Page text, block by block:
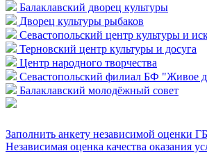
Балаклавский дворец культуры
Дворец культуры рыбаков
Севастопольский центр культуры и
Терновский центр культуры и досуга
Центр народного творчества
Севастопольский филиал БФ "Живое
Балаклавский молодёжный совет
Заполнить анкету независимой оценки
Независимая оценка качества оказания